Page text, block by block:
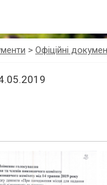
> Офіційні